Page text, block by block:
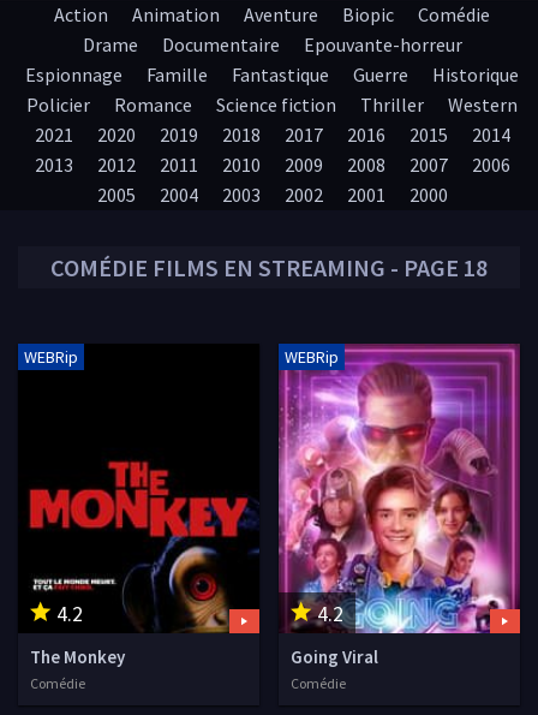
COMÉDIE FILMS EN STREAMING - PAGE 18
4.2
WEBRip
The Monkey
Comédie
4.2
WEBRip
Going Viral
Comédie
Action Animation Aventure Biopic
Comédie
Drame
Documentaire
Epouvante-horreur
Espionnage
Famille Fantastique Guerre
Historique
Policier
Romance Science fiction Thriller
Western
2021
2020 2019 2018 2017 2016 2015
2014
2013
2012 2011 2010 2009 2008 2007
2006
2005
2004 2003 2002 2001 2000